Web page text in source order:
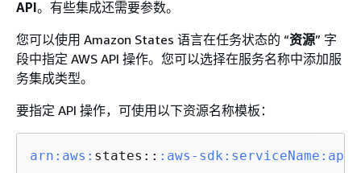
API。有些集成还需要参数。
您可以使用 Amazon States 语言在任务状态的 “资源” 字
段中指定 AWS API 操作。您可以选择在服务名称中添加服
务集成类型。
要指定 API 操作，可使用以下资源名称模板：
arn: aws: states:: :aws-sdk :serviceName